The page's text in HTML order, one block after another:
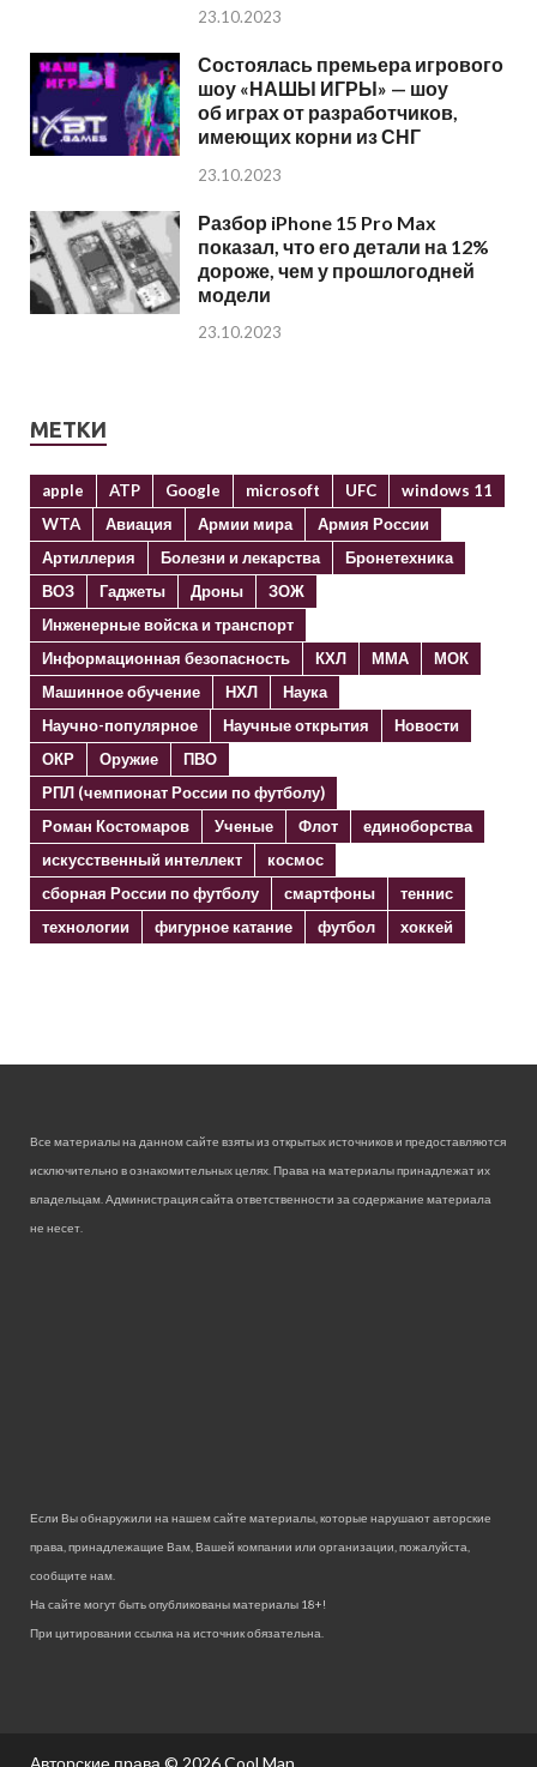
23.10.2023
Состоялась премьера игрового
шоу «НАШЫ ИГРЫ» — шоу
об играх от разработчиков,
имеющих корни из СНГ
23.10.2023
Разбор iPhone 15 Pro Max
показал, что его детали на 12%
дороже, чем у прошлогодней
модели
23.10.2023
МЕТКИ
apple ATP Google microsoft UFC
windows 11
WTA
Авиация Армии мира
Армия России
Артиллерия
Болезни и лекарства
Бронетехника
ВОЗ
Гаджеты Дроны
ЗОЖ
Инженерные войска и транспорт
Информационная безопасность
КХЛ ММА
МОК
Машинное обучение
НХЛ
Наука
Научно-популярное
Научные открытия
Новости
ОКР
Оружие
ПВО
РПЛ (чемпионат России по футболу)
Роман Костомаров
Ученые Флот
единоборства
искусственный интеллект
космос
сборная России по футболу
смартфоны
теннис
технологии
фигурное катание футбол хоккей
Все материалы на данном сайте взяты из открытых источников и предоставляются
исключительно в ознакомительных целях. Права на материалы принадлежат их
владельцам. Администрация сайта ответственности за содержание материала
не несет.
Если Вы обнаружили на нашем сайте материалы, которые нарушают авторские
права, принадлежащие Вам, Вашей компании или организации, пожалуйста,
сообщите нам.
На сайте могут быть опубликованы материалы 18+!
При цитировании ссылка на источник обязательна.